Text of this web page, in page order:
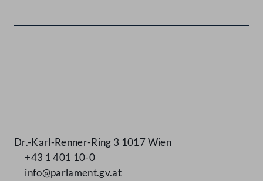
Dr.-Karl-Renner-Ring 3 1017 Wien
+43 1 401 10-0
info@parlament.gv.at